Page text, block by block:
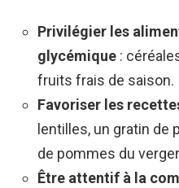
Privilégier les
glycémique :
fruits frais de saison.
Favoriser les
lentilles, un gratin de
de pommes du
Être attentif à la